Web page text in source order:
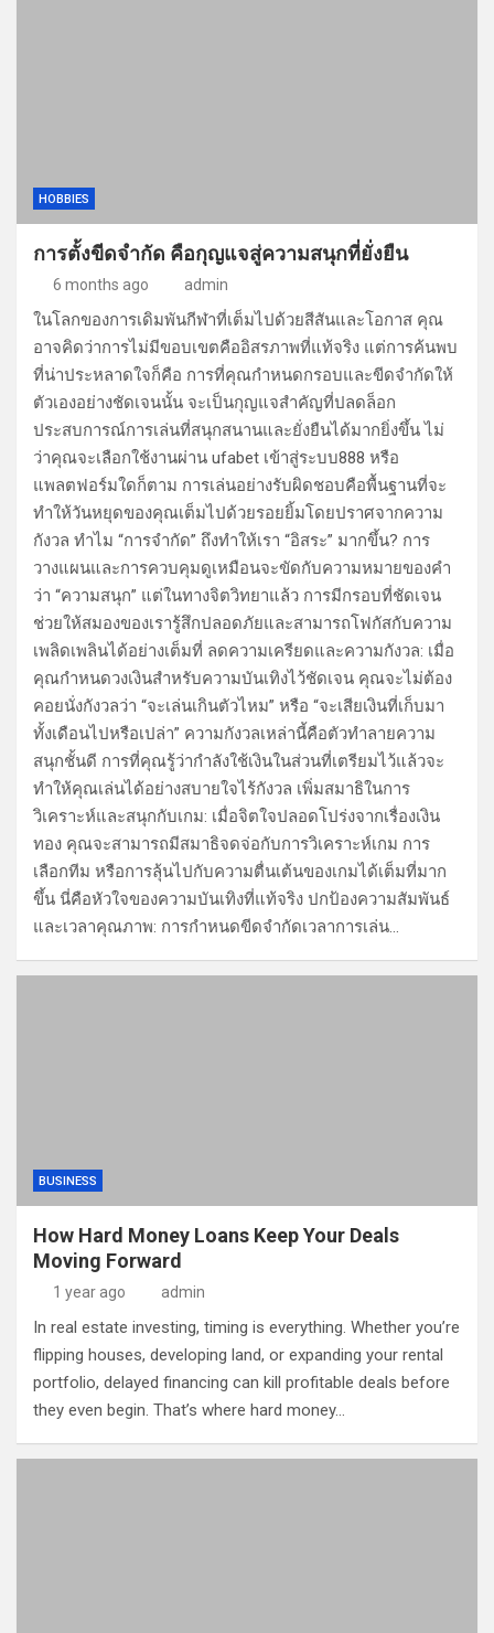
HOBBIES
การตั้งขีดจำกัด คือกุญแจสู่ความสนุกที่ยั่งยืน
6 months ago admin
ในโลกของการเดิมพันกีฬาที่เต็มไปด้วยสีสันและโอกาส คุณ
อาจคิดว่าการไม่มีขอบเขตคืออิสรภาพที่แท้จริง แต่การค้นพบ
ที่น่าประหลาดใจก็คือ การที่คุณกำหนดกรอบและขีดจำกัดให้
ตัวเองอย่างชัดเจนนั้น จะเป็นกุญแจสำคัญที่ปลดล็อก
ประสบการณ์การเล่นที่สนุกสนานและยั่งยืนได้มากยิ่งขึ้น ไม่
ว่าคุณจะเลือกใช้งานผ่าน ufabet เข้าสู่ระบบ888 หรือ
แพลตฟอร์มใดก็ตาม การเล่นอย่างรับผิดชอบคือพื้นฐานที่จะ
ทำให้วันหยุดของคุณเต็มไปด้วยรอยยิ้มโดยปราศจากความ
กังวล ทำไม “การจำกัด” ถึงทำให้เรา “อิสระ” มากขึ้น? การ
วางแผนและการควบคุมดูเหมือนจะขัดกับความหมายของคำ
ว่า “ความสนุก” แต่ในทางจิตวิทยาแล้ว การมีกรอบที่ชัดเจน
ช่วยให้สมองของเรารู้สึกปลอดภัยและสามารถโฟกัสกับความ
เพลิดเพลินได้อย่างเต็มที่ ลดความเครียดและความกังวล: เมื่อ
คุณกำหนดวงเงินสำหรับความบันเทิงไว้ชัดเจน คุณจะไม่ต้อง
คอยนั่งกังวลว่า “จะเล่นเกินตัวไหม” หรือ “จะเสียเงินที่เก็บมา
ทั้งเดือนไปหรือเปล่า” ความกังวลเหล่านี้คือตัวทำลายความ
สนุกชั้นดี การที่คุณรู้ว่ากำลังใช้เงินในส่วนที่เตรียมไว้แล้วจะ
ทำให้คุณเล่นได้อย่างสบายใจไร้กังวล เพิ่มสมาธิในการ
วิเคราะห์และสนุกกับเกม: เมื่อจิตใจปลอดโปร่งจากเรื่องเงิน
ทอง คุณจะสามารถมีสมาธิจดจ่อกับการวิเคราะห์เกม การ
เลือกทีม หรือการลุ้นไปกับความตื่นเต้นของเกมได้เต็มที่มาก
ขึ้น นี่คือหัวใจของความบันเทิงที่แท้จริง ปกป้องความสัมพันธ์
และเวลาคุณภาพ: การกำหนดขีดจำกัดเวลาการเล่น…
BUSINESS
How Hard Money Loans Keep Your Deals
Moving Forward
1 year ago admin
In real estate investing, timing is everything. Whether you’re
flipping houses, developing land, or expanding your rental
portfolio, delayed financing can kill profitable deals before
they even begin. That’s where hard money…